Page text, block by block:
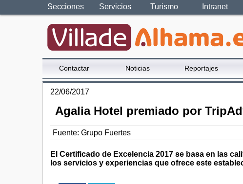
Secciones Servicios Turismo Intranet
Contactar Noticias Reportajes
22/06/2017
Agalia Hotel premiado por
Fuente: Grupo Fuertes
El Certificado de Excelencia 2017 se basa en las
los servicios y experiencias que ofrece este